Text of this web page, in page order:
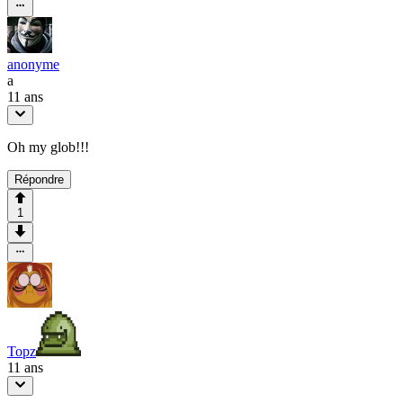
anonyme
a
11 ans
Oh my glob!!!
Répondre
1
Topz
11 ans